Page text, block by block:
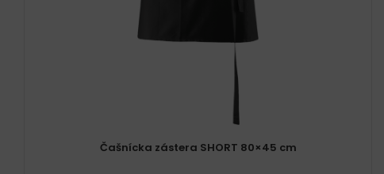
Čašnícka zástera SHORT 80×45 cm